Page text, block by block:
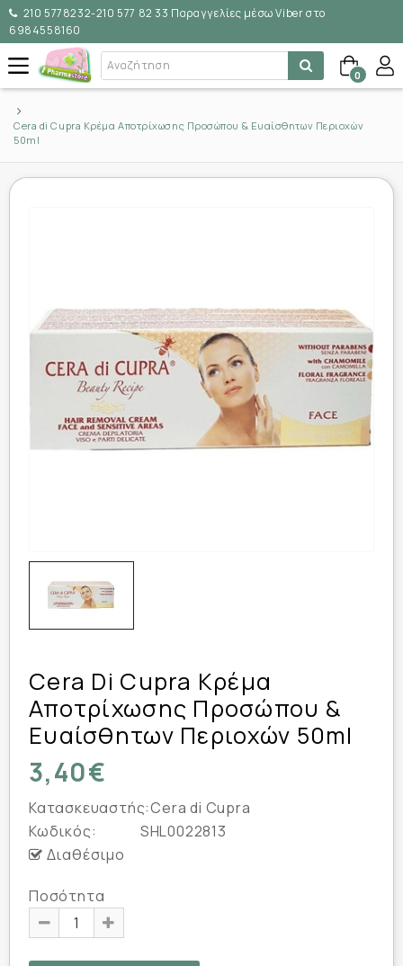
210 5778232-210 577 82 33 Παραγγελίες μέσω Viber στο
6984558160
0
Cera di Cupra Κρέμα Αποτρίχωσης Προσώπου & Ευαίσθητων Περιοχών
50ml
Cera Di Cupra Κρέμα
Αποτρίχωσης Προσώπου &
Ευαίσθητων Περιοχών 50ml
3,40€
Κατασκευαστής:Cera di Cupra
Κωδικός:
SHL0022813
Διαθέσιμο
Ποσότητα